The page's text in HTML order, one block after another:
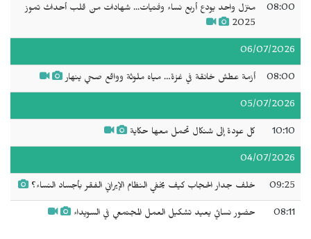
08:00
منزل واحد يودع أربع نساء وفتيات... شهادات من قلب أحداث تموز
2025
06/07/2026
08:00 أزمة عطش خانقة في غزة… مياه ملوثة وواقع صحي ينهار
05/07/2026
10:10 كل عودة إلى شنكال تحمل معها حكاية
04/07/2026
09:25 خلف جدار الحجاب كيف يخفي النظام الإيراني الفقر بأجساد النساء؟
08:11 حضور نسائي يعيد تشكيل العمل المجتمعي في السويداء